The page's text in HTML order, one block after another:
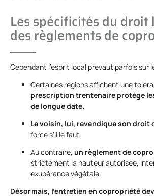
Les spécificités du droit
des règlements de
Cependant l’esprit local prévaut parfois sur
Certaines régions affichent une
prescription trentenaire protège
de longue date.
Le voisin, lui, revendique son droit
force s’il le faut.
Au contraire, un règlement de
strictement la hauteur autorisée,
exubérance végétale.
Désormais, l’entretien en copropriété